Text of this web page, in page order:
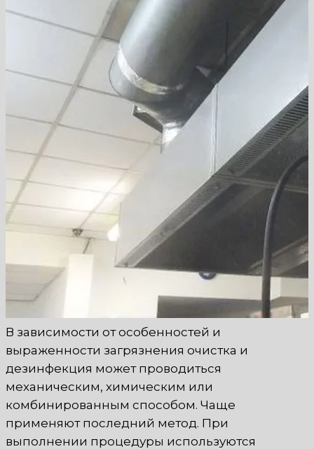
В зависимости от особенностей и
выраженности загрязнения очистка и
дезинфекция может проводиться
механическим, химическим или
комбинированным способом. Чаще
применяют последний метод. При
выполнении процедуры используются